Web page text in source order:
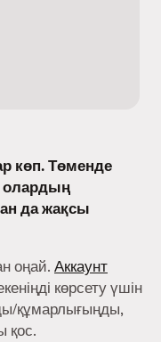
көп. Төменде
олардың
да жақсы
оңай. Аккаунт
көрсету үшін
құмарлығыңды,
қос.